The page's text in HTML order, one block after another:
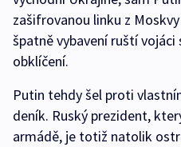
zašifrovanou linku z
špatně vybavení ruští
obklíčení.
Putin tehdy šel proti
deník. Ruský prezident,
armádě, je totiž natolik